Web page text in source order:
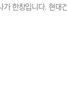
한창입니다. 현대